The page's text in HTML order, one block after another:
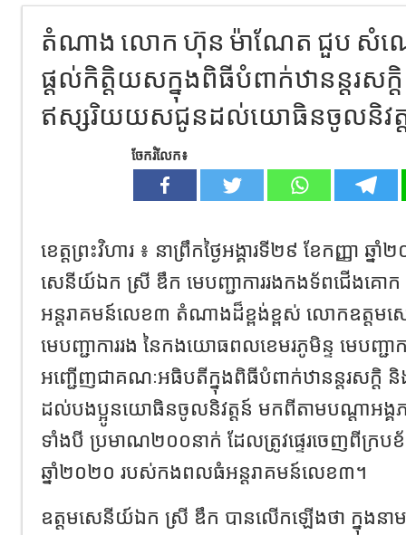
តំណាង លោក ហ៊ុន ម៉ាណែត ជួប សំ
ផ្ដល់កិត្តិយសក្នុងពិធីបំពាក់ឋានន្តរសក្
ឥស្សរិយយសជូនដល់យោធិនចូលនិវត្
ចែករំលែក៖
ខេត្តព្រះវិហារ ៖ នាព្រឹកថ្ងៃអង្គារទី២៩ ខែកញ្ញា
សេនីយ៍ឯក ស្រី ឌឹក មេបញ្ជាការរងកងទ័ពជើងគោក
អន្តរាគមន៍លេខ៣ តំណាងដ៏ខ្ពង់ខ្ពស់ លោកឧត្ត
មេបញ្ជាការរង នៃកងយោធពលខេមរភូមិន្ទ មេបញ្ជ
អញ្ជើញជាគណៈអធិបតីក្នុងពិធីបំពាក់ឋានន្តរសក្
ដល់បងប្អូនយោធិនចូលនិវត្តន៍ មកពីតាមបណ្តាអង្គ
ទាំងបី ប្រមាណ២០០នាក់ ដែលត្រូវផ្ទេរចេញពីក្រប
ឆ្នាំ២០២០ របស់កងពលធំអន្តរាគមន៍លេខ៣។
ឧត្តមសេនីយ៍ឯក ស្រី ឌឹក បានលើកឡើងថា ក្នុងន